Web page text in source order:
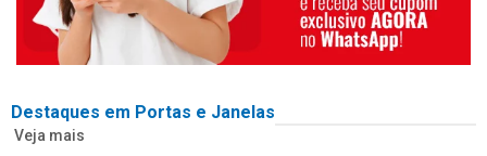
Destaques em Portas e Janelas
Veja mais